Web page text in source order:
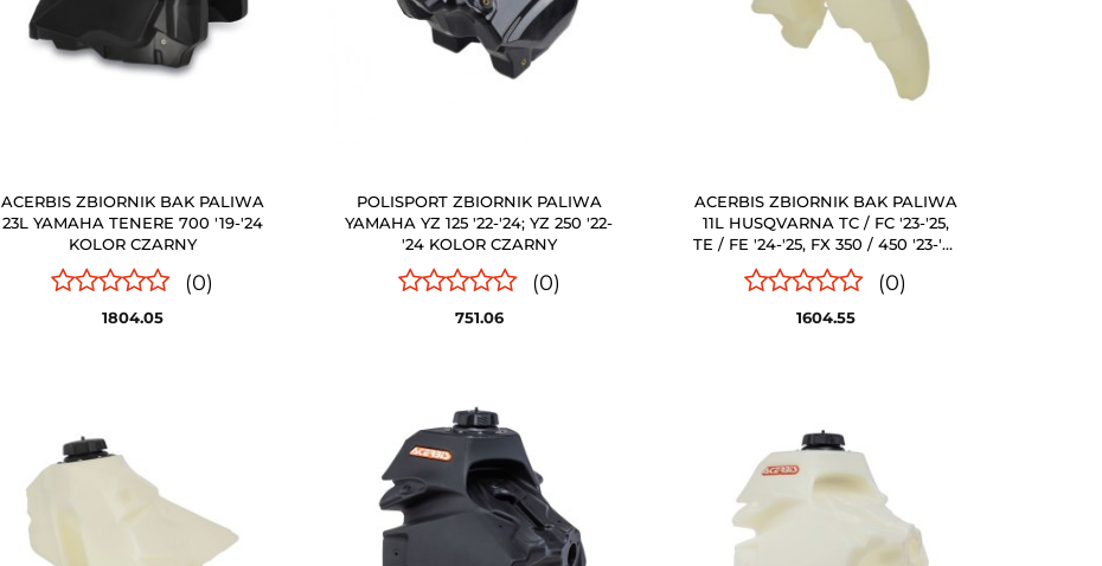
ACERBIS ZBIORNIK BAK PALIWA
23L YAMAHA TENERE 700 '19-'24
KOLOR CZARNY
(0)
1804.05
POLISPORT ZBIORNIK PALIWA
YAMAHA YZ 125 '22-'24; YZ 250 '22-
'24 KOLOR CZARNY
(0)
751.06
ACERBIS ZBIORNIK BAK PALIWA
11L HUSQVARNA TC / FC '23-'25,
TE / FE '24-'25, FX 350 / 450 '23-'25
PRZEŹROCZYSTY (BIAŁY / CLEAR)
(0)
1604.55